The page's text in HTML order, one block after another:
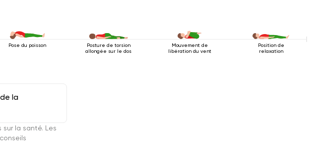
Pose du poisson
Posture de torsion
allongée sur le dos
Mouvement de
libération du vent
Position de
relaxation
la
la santé. Les